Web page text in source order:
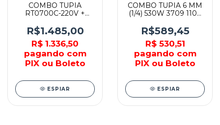
COMBO TUPIA
RT0700C-220V +
MAKITA
R$1.485,00
R$ 1.336,50
pagando com
PIX ou Boleto
ESPIAR
COMBO TUPIA 6 MM
(1/4) 530W 3709 110V
CAIXA 14 POL -
MAKITA
R$589,45
R$ 530,51
pagando com
PIX ou Boleto
ESPIAR